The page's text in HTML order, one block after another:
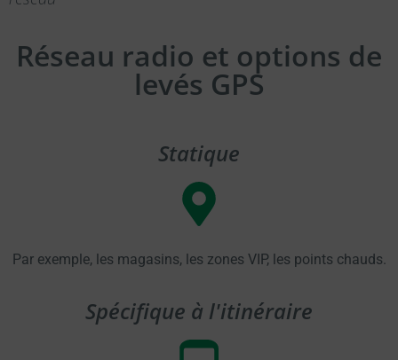
Réseau radio et options de
levés GPS
Statique
Par exemple, les magasins, les zones VIP, les points chauds.
Spécifique à l'itinéraire